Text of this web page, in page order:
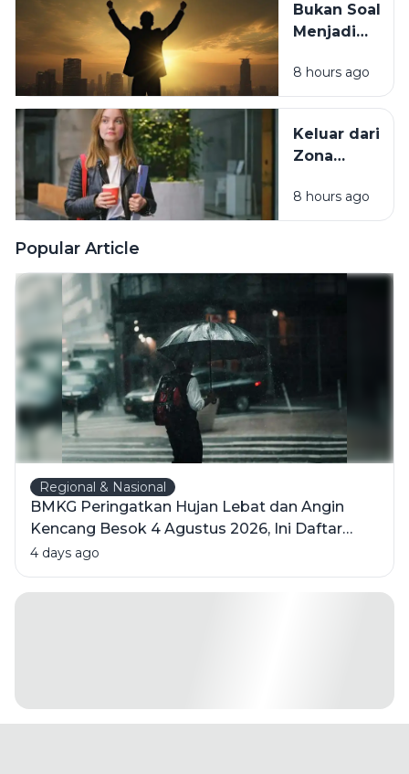
Sedang
Minta
Bukan Soal
Menjadi
Ini Cara
Berubah
Kehilangan
Diri Sendiri
8 hours ago
Keluar dari
Zona
Tanpa Harus
Memaksakan
8 hours ago
Popular Article
Regional & Nasional
BMKG Peringatkan Hujan Lebat dan Angin
Kencang Besok 4 Agustus 2026, Ini Daftar
Wilayahnya
4 days ago